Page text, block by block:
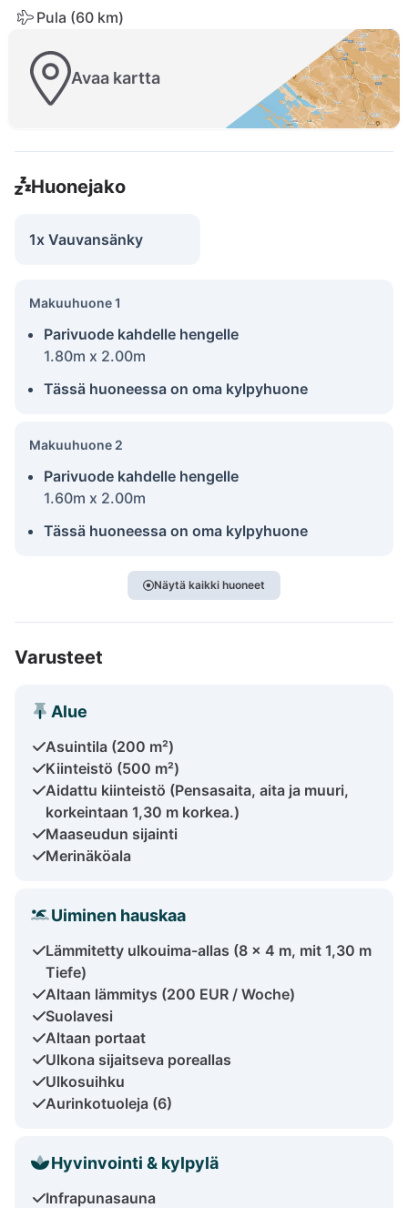
Pula (60 km)
Avaa kartta
Huonejako
1x Vauvansänky
Makuuhuone 1
Parivuode kahdelle hengelle
1.80m x 2.00m
Tässä huoneessa on oma kylpyhuone
Makuuhuone 2
Parivuode kahdelle hengelle
1.60m x 2.00m
Tässä huoneessa on oma kylpyhuone
Näytä kaikki huoneet
Varusteet
Alue
Asuintila (200 m²)
Kiinteistö (500 m²)
Aidattu kiinteistö (Pensasaita, aita ja muuri,
korkeintaan 1,30 m korkea.)
Maaseudun sijainti
Merinäköala
Uiminen hauskaa
Lämmitetty ulkouima-allas (8 x 4 m, mit 1,30 m
Tiefe)
Altaan lämmitys (200 EUR / Woche)
Suolavesi
Altaan portaat
Ulkona sijaitseva poreallas
Ulkosuihku
Aurinkotuoleja (6)
Hyvinvointi & kylpylä
Infrapunasauna